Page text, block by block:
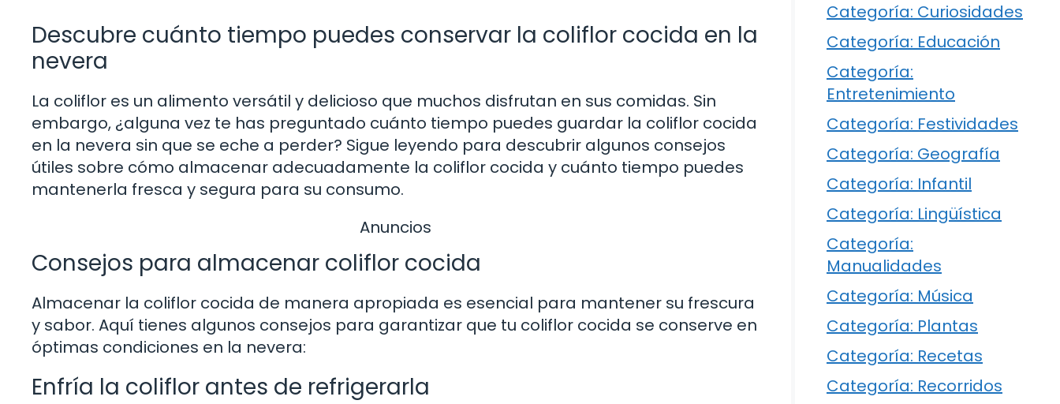
Descubre cuánto tiempo puedes conservar la coliflor cocida en la
nevera
La coliflor es un alimento versátil y delicioso que muchos disfrutan en sus comidas. Sin
embargo, ¿alguna vez te has preguntado cuánto tiempo puedes guardar la coliflor cocida
en la nevera sin que se eche a perder? Sigue leyendo para descubrir algunos consejos
útiles sobre cómo almacenar adecuadamente la coliflor cocida y cuánto tiempo puedes
mantenerla fresca y segura para su consumo.
Anuncios
Consejos para almacenar coliflor cocida
Almacenar la coliflor cocida de manera apropiada es esencial para mantener su frescura
y sabor. Aquí tienes algunos consejos para garantizar que tu coliflor cocida se conserve en
óptimas condiciones en la nevera:
Enfría la coliflor antes de refrigerarla
Categoría: Curiosidades
Categoría: Educación
Categoría:
Entretenimiento
Categoría: Festividades
Categoría: Geografía
Categoría: Infantil
Categoría: Lingüística
Categoría:
Manualidades
Categoría: Música
Categoría: Plantas
Categoría: Recetas
Categoría: Recorridos